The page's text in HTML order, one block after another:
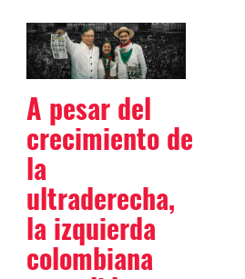
A pesar del
crecimiento de
la
ultraderecha,
la izquierda
colombiana